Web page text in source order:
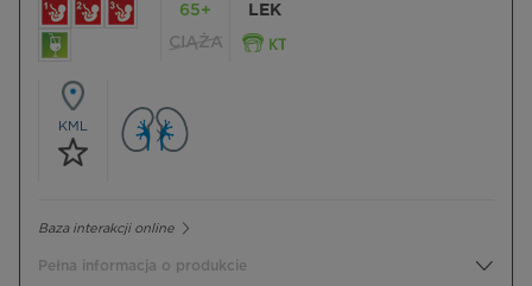
65+
CIĄŻA
LEK
KML
Baza interakcji online
Pełna informacja o produkcie